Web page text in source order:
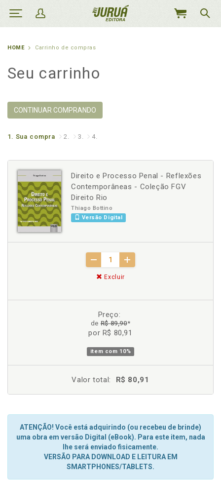
MEU
HOME Carrinho de compras
Seu carrinho
CONTINUAR COMPRANDO
1. Sua compra 2. 3. 4.
Direito e Processo Penal - Reflexões
Contemporâneas - Coleção FGV
Direito Rio
Thiago Bottino
Versão Digital
Excluir
Preço:
deR$ 89,90*
por R$ 80,91
item com 10%
Valor total: R$ 80,91
ATENÇÃO! Você está adquirindo (ou recebeu de brinde)
uma obra em versão Digital (eBook). Para este item, nada
lhe será enviado fisicamente.
VERSÃO PARA DOWNLOAD E LEITURA EM
SMARTPHONES/TABLETS.